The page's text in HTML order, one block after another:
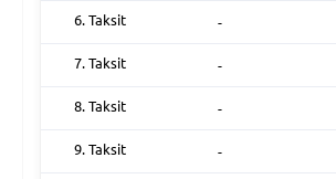
6. Taksit -
7. Taksit -
8. Taksit -
9. Taksit -